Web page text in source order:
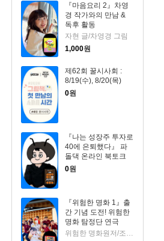
『마음요리 2』차영
경 작가와의 만남 &
독후 활동
자현 글/차영경 그림
1,000원
제62회 꿀시사회 :
8/19(수), 8/20(목)
0원
『나는 성장주 투자로
40에 은퇴했다』 파
돌댁 온라인 북토크
0원
『위험한 명화 1』출
간 기념 도전! 위험한
명화 탐정단 연극
위험한 명화원저/조희애 글/고야그림